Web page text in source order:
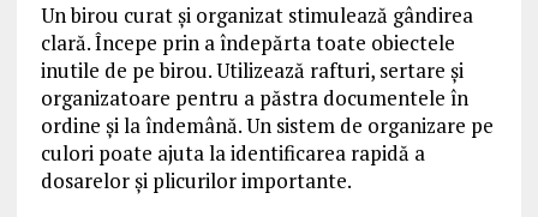
Un birou curat și organizat stimulează gândirea
clară. Începe prin a îndepărta toate obiectele
inutile de pe birou. Utilizează rafturi, sertare și
organizatoare pentru a păstra documentele în
ordine și la îndemână. Un sistem de organizare pe
culori poate ajuta la identificarea rapidă a
dosarelor și plicurilor importante.